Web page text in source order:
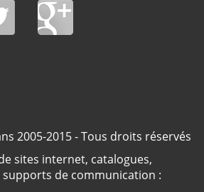
2005-2015 - Tous droits réservés
sites internet, catalogues,
de communication :